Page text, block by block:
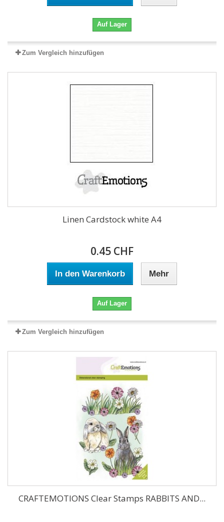
Auf Lager
Zum Vergleich hinzufügen
Linen Cardstock white A4
0.45 CHF
In den Warenkorb Mehr
Auf Lager
Zum Vergleich hinzufügen
CRAFTEMOTIONS Clear Stamps RABBITS AND...